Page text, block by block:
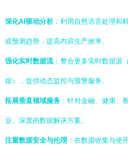
深化AI驱动分析：利用自然语言处理和
或预测趋势，提高内容生产效率。
强化实时数据流：整合更多实时数据源
据），提供动态监控与预警服务。
拓展垂直领域服务 ：针对金融、健康、
业、深度的数据解决方案。
注重数据安全与伦理 ：在数据收集与使